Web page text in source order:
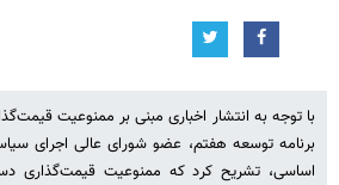
با توجه به انتشار اخباری مبنی بر ممنوعیت
اساسی، تشریح کرد که ممنوعیت قیمت‌گذاری